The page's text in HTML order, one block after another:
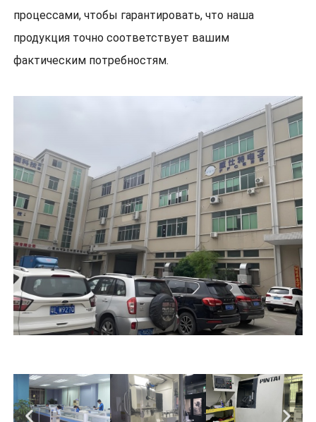
процессами, чтобы гарантировать, что наша
продукция точно соответствует вашим
фактическим потребностям.